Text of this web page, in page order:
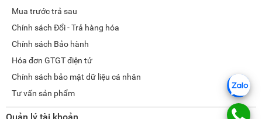
Mua trước trả sau
Chính sách Đổi - Trả hàng hóa
Chính sách Bảo hành
Hóa đơn GTGT điện tử
Chính sách bảo mật dữ liệu cá nhân
Tư vấn sản phẩm